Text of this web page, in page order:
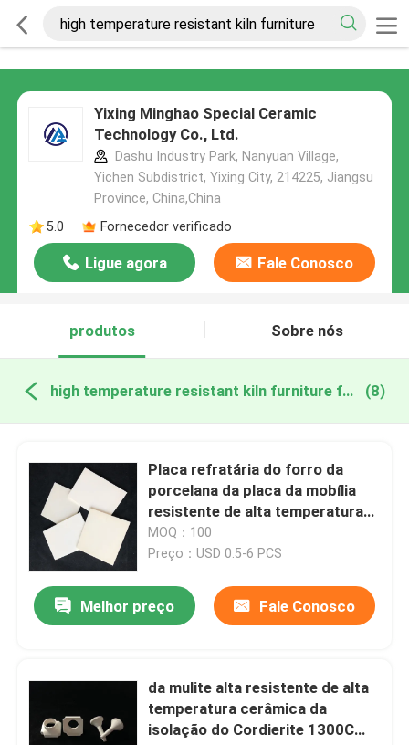
Yixing Minghao Special Ceramic
Technology Co., Ltd.
Dashu Industry Park, Nanyuan Village,
Yichen Subdistrict, Yixing City, 214225, Jiangsu
Province, China,China
5.0
Fornecedor verificado
Ligue agora Fale Conosco
produtos Sobre nós
high temperature resistant kiln furniture fabricação online (8)
Placa refratária do forro da
porcelana da placa da mobília
resistente de alta temperatura
da estufa
MOQ：100
Preço：USD 0.5-6 PCS
Melhor preço Fale Conosco
da mulite alta resistente de alta
temperatura cerâmica da
isolação do Cordierite 1300C